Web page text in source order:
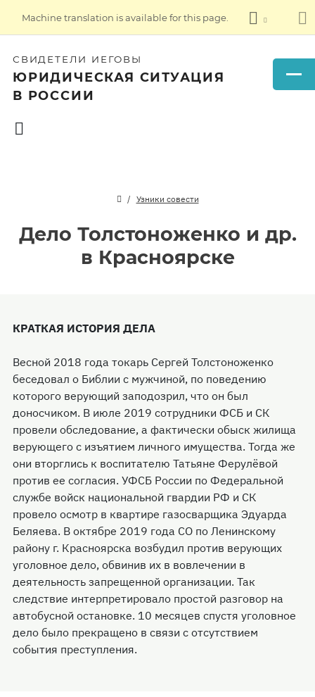
Machine translation is available for this page.
СВИДЕТЕЛИ ИЕГОВЫ
ЮРИДИЧЕСКАЯ СИТУАЦИЯ
В РОССИИ
Узники совести
Дело Толстоноженко и др.
в Красноярске
КРАТКАЯ ИСТОРИЯ ДЕЛА
Весной 2018 года токарь Сергей Толстоноженко
беседовал о Библии с мужчиной, по поведению
которого верующий заподозрил, что он был
доносчиком. В июле 2019 сотрудники ФСБ и СК
провели обследование, а фактически обыск жилища
верующего с изъятием личного имущества. Тогда же
они вторглись к воспитателю Татьяне Ферулёвой
против ее согласия. УФСБ России по Федеральной
службе войск национальной гвардии РФ и СК
провело осмотр в квартире газосварщика Эдуарда
Беляева. В октябре 2019 года СО по Ленинскому
району г. Красноярска возбудил против верующих
уголовное дело, обвинив их в вовлечении в
деятельность запрещенной организации. Так
следствие интерпретировало простой разговор на
автобусной остановке. 10 месяцев спустя уголовное
дело было прекращено в связи с отсутствием
события преступления.